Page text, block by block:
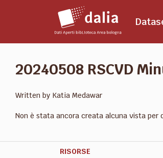
20240508 RSCVD
Written by Katia Medawar
Non è stata ancora creata alcuna vista per
RISORSE